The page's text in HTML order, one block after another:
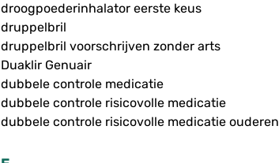
droogpoederinhalator eerste keus
druppelbril
druppelbril voorschrijven zonder arts
Duaklir Genuair
dubbele controle medicatie
dubbele controle risicovolle medicatie
dubbele controle risicovolle medicatie ouderen